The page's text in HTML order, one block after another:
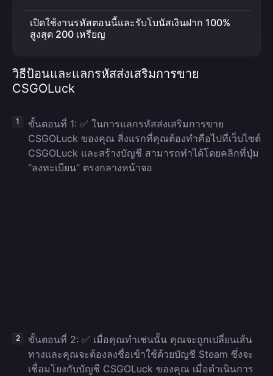
เปิดใช้งานรหัสตอนนี้และรับโบนัสเงินฝาก 100%
สูงสุด 200 เหรียญ
วิธีป้อนและแลกรหัสส่งเสริมการขาย
CSGOLuck
ขั้นตอนที่ 1: ✅ ในการแลกรหัสส่งเสริมการขาย
CSGOLuck ของคุณ สิ่งแรกที่คุณต้องทำคือไปที่เว็บไซต์
CSGOLuck และสร้างบัญชี สามารถทำได้โดยคลิกที่ปุ่ม
“ลงทะเบียน” ตรงกลางหน้าจอ
ขั้นตอนที่ 2: ✅ เมื่อคุณทำเช่นนั้น คุณจะถูกเปลี่ยนเส้น
ทางและคุณจะต้องลงชื่อเข้าใช้ด้วยบัญชี Steam ซึ่งจะ
เชื่อมโยงกับบัญชี CSGOLuck ของคุณ เมื่อดำเนินการ